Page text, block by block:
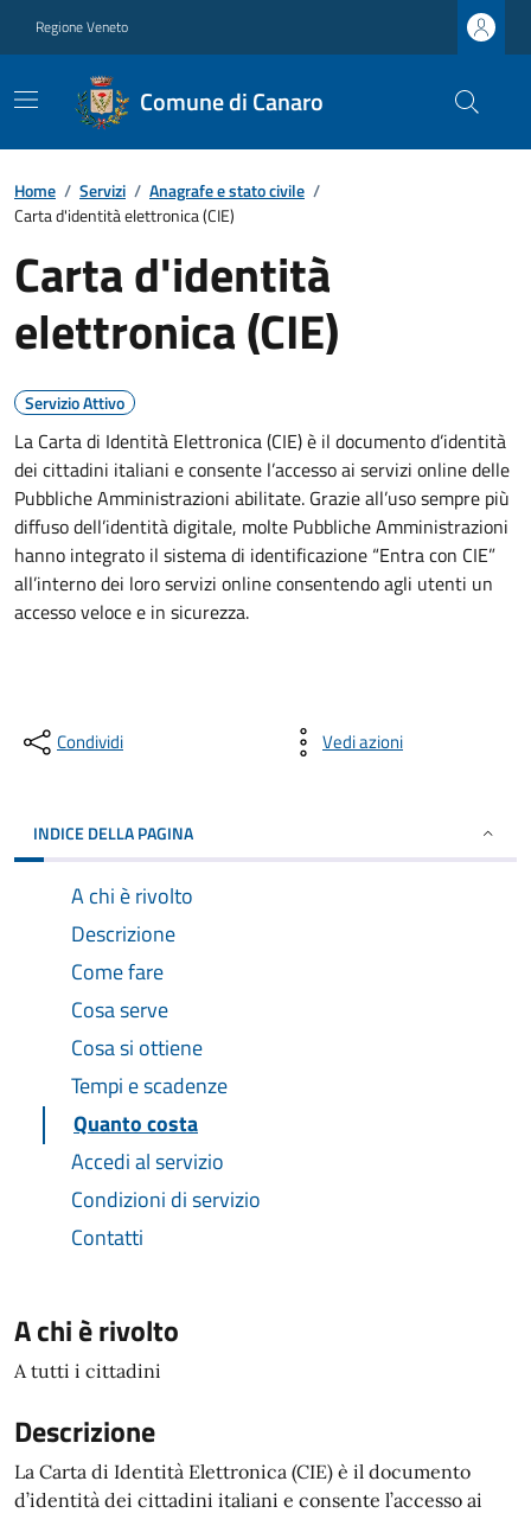
Regione Veneto
Comune di Canaro
Home / Servizi / Anagrafe e stato civile /
Carta d'identità elettronica (CIE)
Carta d'identità
elettronica (CIE)
Servizio Attivo
La Carta di Identità Elettronica (CIE) è il documento d’identità
dei cittadini italiani e consente l’accesso ai servizi online delle
Pubbliche Amministrazioni abilitate. Grazie all’uso sempre più
diffuso dell’identità digitale, molte Pubbliche Amministrazioni
hanno integrato il sistema di identificazione “Entra con CIE”
all’interno dei loro servizi online consentendo agli utenti un
accesso veloce e in sicurezza.
Condividi Vedi azioni
INDICE DELLA PAGINA
A chi è rivolto
Descrizione
Come fare
Cosa serve
Cosa si ottiene
Tempi e scadenze
Quanto costa
Accedi al servizio
Condizioni di servizio
Contatti
A chi è rivolto
A tutti i cittadini
Descrizione
La Carta di Identità Elettronica (CIE) è il documento
d’identità dei cittadini italiani e consente l’accesso ai